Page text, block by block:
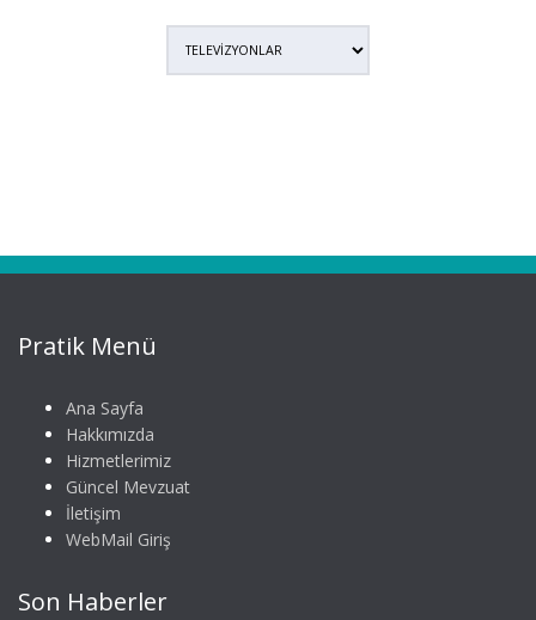
Pratik Menü
Ana Sayfa
Hakkımızda
Hizmetlerimiz
Güncel Mevzuat
İletişim
WebMail Giriş
Son Haberler